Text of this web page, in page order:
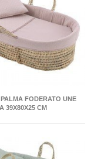
FODERATO UNE
39X80X25 CM